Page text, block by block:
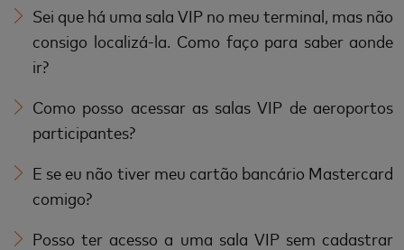
Sei que há uma sala VIP no meu terminal, mas não
consigo localizá-la. Como faço para saber aonde
ir?
Como posso acessar as salas VIP de aeroportos
participantes?
E se eu não tiver meu cartão bancário Mastercard
comigo?
Posso ter acesso a uma sala VIP sem cadastrar